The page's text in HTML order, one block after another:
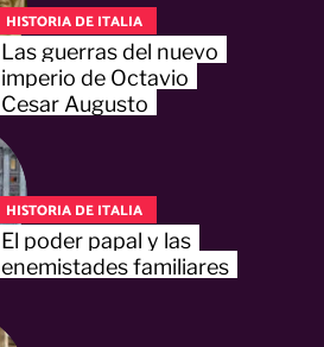
HISTORIA DE ITALIA
Las guerras del nuevo
imperio de Octavio
Cesar Augusto
HISTORIA DE ITALIA
El poder papal y las
enemistades familiares